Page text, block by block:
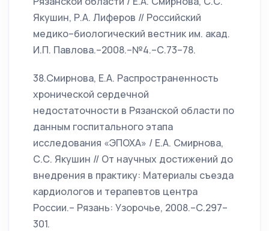
Якушин, Р.А. Лиферов // Российский
медико–биологический вестник им. акад.
И.П. Павлова.–2008.–№4.–С.73–78.
38.Смирнова, Е.А. Распространенность
хронической сердечной
недостаточности в Рязанской области по
данным госпитального этапа
исследования «ЭПОХА» / Е.А. Смирнова,
С.С. Якушин // От научных достижений до
внедрения в практику: Материалы съезда
кардиологов и терапевтов центра
России.– Рязань: Узорочье, 2008.–С.297–
301.